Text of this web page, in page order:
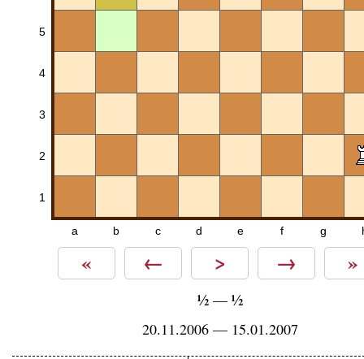
5
4
3
2
1
a b c d e f g
« ← > → »
½— ½
20.11.2006 — 15.01.2007